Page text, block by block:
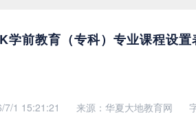
前教育（专科）专业课程设
7/1 15:21:21 来源：华夏大地教育网